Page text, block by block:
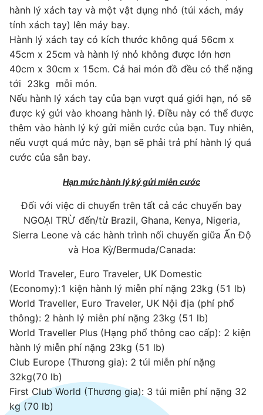
hành lý xách tay và một vật dụng nhỏ (túi xách, máy
tính xách tay) lên máy bay.
Hành lý xách tay có kích thước không quá 56cm x
45cm x 25cm và hành lý nhỏ không được lớn hơn
40cm x 30cm x 15cm. Cả hai món đồ đều có thể nặng
tới 23kg mỗi món.
Nếu hành lý xách tay của bạn vượt quá giới hạn, nó sẽ
được ký gửi vào khoang hành lý. Điều này có thể được
thêm vào hành lý ký gửi miễn cước của bạn. Tuy nhiên,
nếu vượt quá mức này, bạn sẽ phải trả phí hành lý quá
cước của sân bay.
Hạn mức hành lý ký gửi miễn cước
Đối với việc di chuyển trên tất cả các chuyến bay
NGOẠI TRỪ đến/từ Brazil, Ghana, Kenya, Nigeria,
Sierra Leone và các hành trình nối chuyến giữa Ấn Độ
và Hoa Kỳ/Bermuda/Canada:
World Traveler, Euro Traveler, UK Domestic
(Economy):1 kiện hành lý miễn phí nặng 23kg (51 lb)
World Traveller, Euro Traveler, UK Nội địa (phí phổ
thông): 2 hành lý miễn phí nặng 23kg (51 lb)
World Traveller Plus (Hạng phổ thông cao cấp): 2 kiện
hành lý miễn phí nặng 23kg (51 lb)
Club Europe (Thương gia): 2 túi miễn phí nặng
32kg(70 lb)
First Club World (Thương gia): 3 túi miễn phí nặng 32
kg (70 lb)